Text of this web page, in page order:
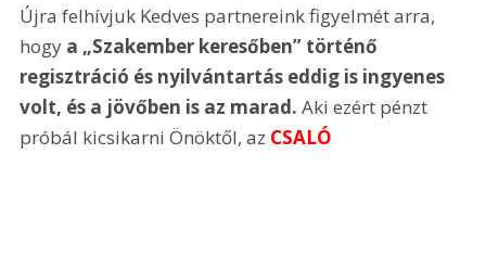
Újra felhívjuk Kedves partnereink figyelmét arra,
hogy a „Szakember keresőben” történő
regisztráció és nyilvántartás eddig is ingyenes
volt, és a jövőben is az marad. Aki ezért pénzt
próbál kicsikarni Önöktől, az CSALÓ